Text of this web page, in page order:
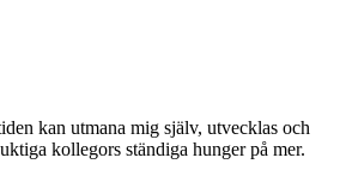
kan utmana mig själv, utvecklas och
kollegors ständiga hunger på mer.